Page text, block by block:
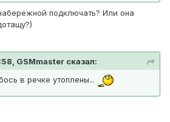
подключать? Или она
GSMmaster сказал:
в речке утоплены...